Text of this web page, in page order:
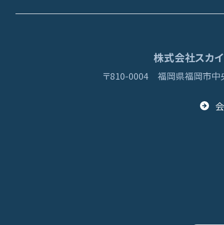
株式会社スカ
〒810-0004 福岡県福岡市